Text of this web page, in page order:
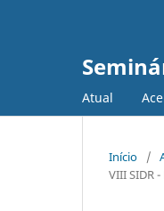
Atual
Início /
VIII SIDR